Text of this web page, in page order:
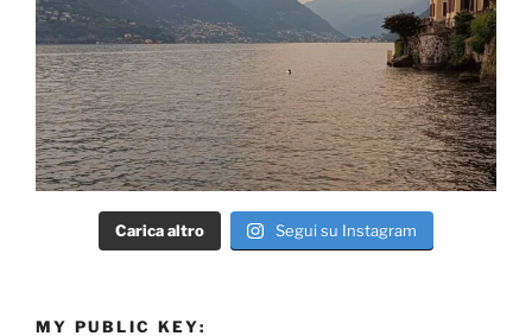
Carica altro Segui su Instagram
MY PUBLIC KEY: